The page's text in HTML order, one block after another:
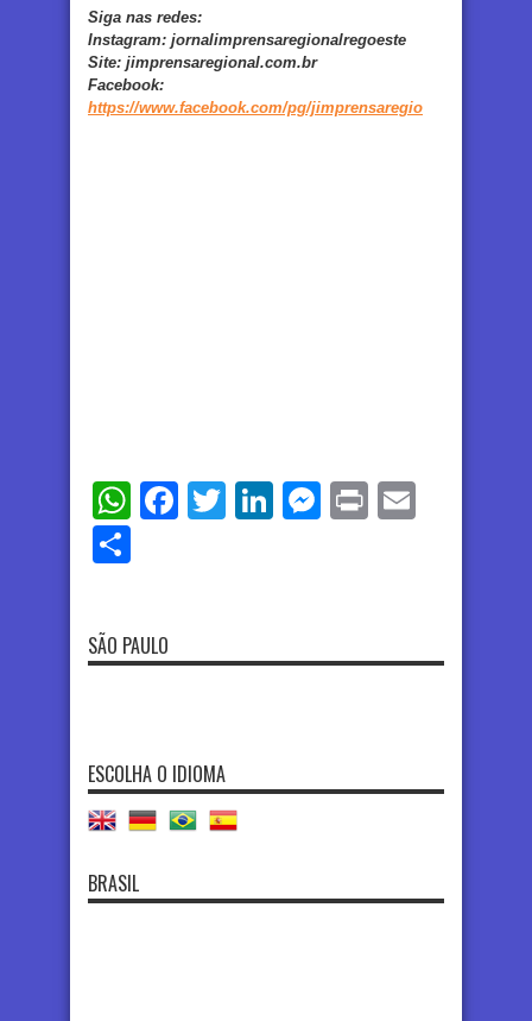
Siga nas redes:
Instagram: jornalimprensaregionalregoeste
Site: jimprensaregional.com.br
Facebook:
https://www.facebook.com/pg/jimprensaregio
WhatsApp
Facebook
TwitterLinkedIn
Messenger
Print
SÃO PAULO
ESCOLHA O IDIOMA
BRASIL